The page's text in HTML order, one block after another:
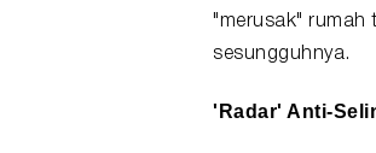
"merusak" rumah
sesungguhnya.
'Radar' Anti-